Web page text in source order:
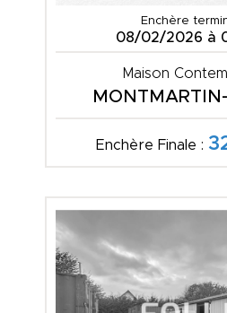
Enchère
08/02/2026 à
Maison
Enchère Finale :